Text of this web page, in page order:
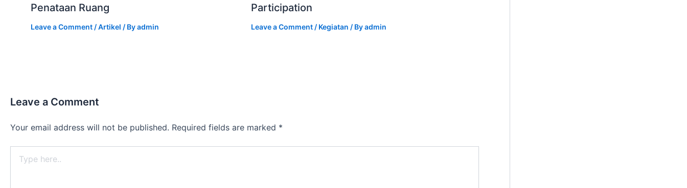
Penataan Ruang
Leave a Comment /Artikel / Byadmin
Participation
Leave a Comment / Kegiatan / Byadmin
Leave a Comment
Your email address will not be published. Required fields are marked *
here..